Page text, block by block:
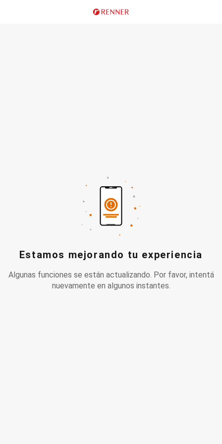
Estamos mejorando tu experiencia
Algunas funciones se están actualizando. Por favor, intentá
nuevamente en algunos instantes.